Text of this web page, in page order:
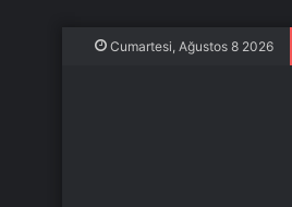
Cumartesi, Ağustos 8 2026